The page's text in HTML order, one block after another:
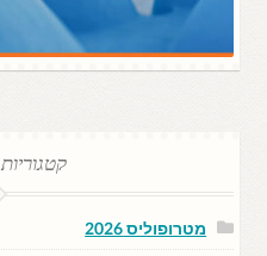
קטגוריות
מטרופוליס 2026